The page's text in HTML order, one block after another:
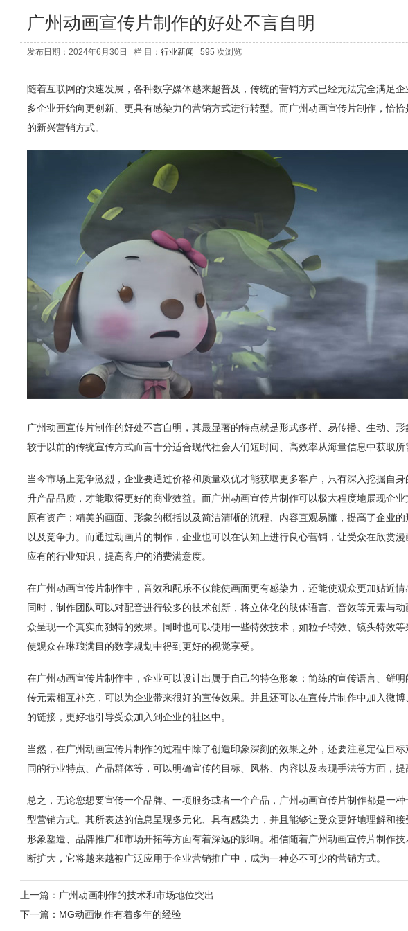
广州动画宣传片制作的好处不言自明
发布日期：2024年6月30日 栏 目： 行业新闻 595 次浏览
随着互联网的快速发展，各种数字媒体越来越普及，传统的营销方式已经无法完全满足
多企业开始向更创新、更具有感染力的营销方式进行转型。而广州动画宣传片制作，恰
的新兴营销方式。
广州动画宣传片制作的好处不言自明，其最显著的特点就是形式多样、易传播、生动、
较于以前的传统宣传方式而言十分适合现代社会人们短时间、高效率从海量信息中获取所
当今市场上竞争激烈，企业要通过价格和质量双优才能获取更多客户，只有深入挖掘自
升产品品质，才能取得更好的商业效益。而广州动画宣传片制作可以极大程度地展现企
原有资产；精美的画面、形象的概括以及简洁清晰的流程、内容直观易懂，提高了企业
以及竞争力。而通过动画片的制作，企业也可以在认知上进行良心营销，让受众在欣赏
应有的行业知识，提高客户的消费满意度。
在广州动画宣传片制作中，音效和配乐不仅能使画面更有感染力，还能使观众更加贴近情
同时，制作团队可以对配音进行较多的技术创新，将立体化的肢体语言、音效等元素与
众呈现一个真实而独特的效果。同时也可以使用一些特效技术，如粒子特效、镜头特效等
使观众在琳琅满目的数字规划中得到更好的视觉享受。
在广州动画宣传片制作中，企业可以设计出属于自己的特色形象；简练的宣传语言、鲜
传元素相互补充，可以为企业带来很好的宣传效果。并且还可以在宣传片制作中加入微
的链接，更好地引导受众加入到企业的社区中。
当然，在广州动画宣传片制作的过程中除了创造印象深刻的效果之外，还要注意定位目
同的行业特点、产品群体等，可以明确宣传的目标、风格、内容以及表现手法等方面，提
总之，无论您想要宣传一个品牌、一项服务或者一个产品，广州动画宣传片制作都是一
型营销方式。其所表达的信息呈现多元化、具有感染力，并且能够让受众更好地理解和
形象塑造、品牌推广和市场开拓等方面有着深远的影响。相信随着广州动画宣传片制作
断扩大，它将越来越被广泛应用于企业营销推广中，成为一种必不可少的营销方式。
上一篇： 广州动画制作的技术和市场地位突出
下一篇： MG动画制作有着多年的经验